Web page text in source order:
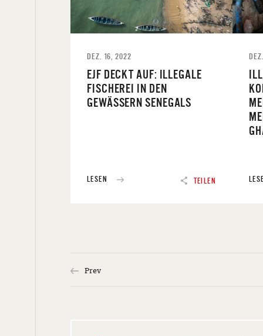
TEILEN
DEZ. 16, 2022
EJF DECKT AUF: ILLEGALE
FISCHEREI IN DEN
GEWÄSSERN SENEGALS
LESEN
Prev